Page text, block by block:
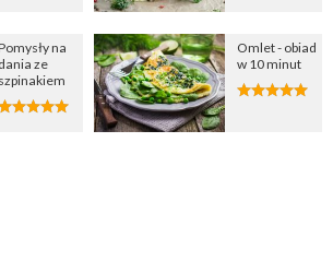
na
dania ze
szpinakiem
Omlet - obiad
w 10 minut